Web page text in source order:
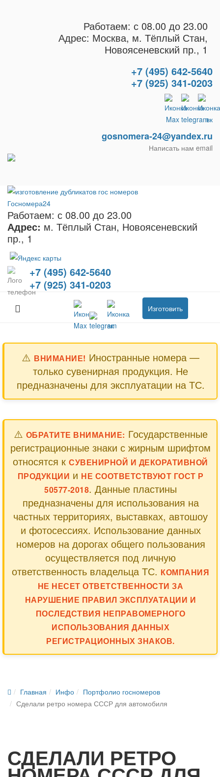
Работаем: с 08.00 до 23.00
Адрес: Москва, м. Тёплый Стан,
Новоясеневский пр., 1
+7 (495) 642-5640
+7 (925) 341-0203
gosnomera-24@yandex.ru
Написать нам email
Работаем: с 08.00 до 23.00
Адрес: м. Тёплый Стан, Новоясеневский
пр., 1
+7 (495) 642-5640
+7 (925) 341-0203
Изготовить
⚠️ ВНИМАНИЕ! Иностранные номера —
только сувенирная продукция. Не
предназначены для эксплуатации на ТС.
⚠️ ОБРАТИТЕ ВНИМАНИЕ: Государственные
регистрационные знаки с жирным шрифтом
относятся кСУВЕНИРНОЙ И ДЕКОРАТИВНОЙ
ПРОДУКЦИИ и НЕ СООТВЕТСТВУЮТ ГОСТ Р
50577-2018. Данные пластины
предназначены для использования на
частных территориях, выставках, автошоу
и фотосессиях. Использование данных
номеров на дорогах общего пользования
осуществляется под личную
ответственность владельца ТС. КОМПАНИЯ
НЕ НЕСЕТ ОТВЕТСТВЕННОСТИ ЗА
НАРУШЕНИЕ ПРАВИЛ ЭКСПЛУАТАЦИИ И
ПОСЛЕДСТВИЯ НЕПРАВОМЕРНОГО
ИСПОЛЬЗОВАНИЯ ДАННЫХ
РЕГИСТРАЦИОННЫХ ЗНАКОВ.
Главная Инфо
Портфолио госномеров
Сделали ретро номера СССР для автомобиля
СДЕЛАЛИ РЕТРО